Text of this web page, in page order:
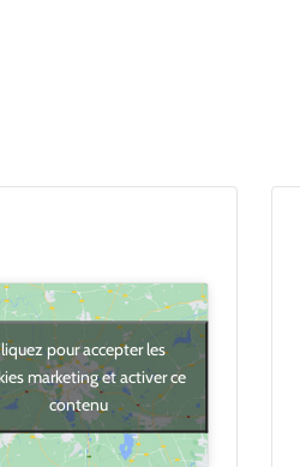
pour accepter les
marketing et activer ce
contenu